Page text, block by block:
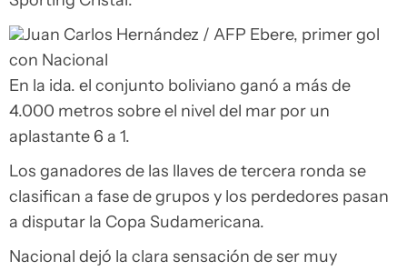
Juan Carlos Hernández / AFP Ebere, primer gol
con Nacional
En la ida. el conjunto boliviano ganó a más de
4.000 metros sobre el nivel del mar por un
aplastante 6 a 1.
Los ganadores de las llaves de tercera ronda se
clasifican a fase de grupos y los perdedores pasan
a disputar la Copa Sudamericana.
Nacional dejó la clara sensación de ser muy